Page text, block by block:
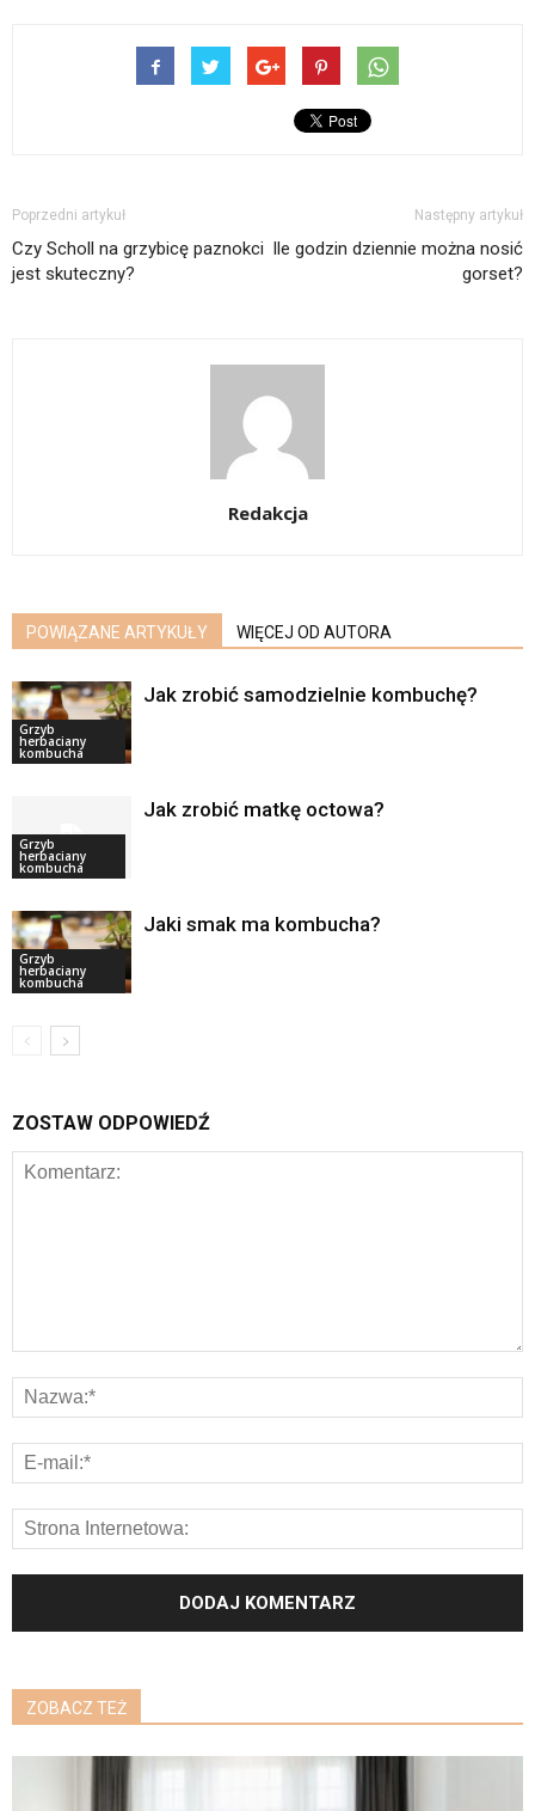
Poprzedni artykuł
Czy Scholl na grzybicę paznokci
jest skuteczny?
Następny artykuł
Ile godzin dziennie można nosić
gorset?
Redakcja
POWIĄZANE ARTYKUŁY WIĘCEJ OD AUTORA
Grzyb
herbaciany
kombucha
Jak zrobić samodzielnie kombuchę?
Grzyb
herbaciany
kombucha
Jak zrobić matkę octowa?
Grzyb
herbaciany
kombucha
Jaki smak ma kombucha?
ZOSTAW ODPOWIEDŹ
ZOBACZ TEŻ